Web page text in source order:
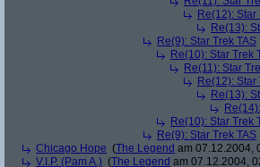
Re(12): Star
Re(13):
Re(9): Star Trek TAS
Re(10): Star Trek
Re(11): Star
Re(12): Star
Re(13):
Re(10): Star Trek
Re(9): Star Trek TAS
Chicago Hope (The Legend am 07.12.2004,
V.I.P. (Pam A.) (The Legend am 07.12.2004,